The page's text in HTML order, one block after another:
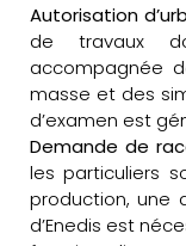
Autorisation
de travaux
accompagnée
masse et des
d’examen est
Demande de
les particuliers
production, une
d’Enedis est